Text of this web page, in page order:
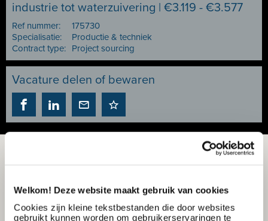
Welkom! Deze website maakt gebruik van cookies
Cookies zijn kleine tekstbestanden die door websites
gebruikt kunnen worden om gebruikerservaringen te
industrie tot waterzuivering | €3.119 - €3.577
Ref nummer:
175730
Specialisatie:
Productie & techniek
Contract type:
Project sourcing
Vacature delen of bewaren